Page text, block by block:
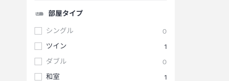
部屋タイプ
シングル
0
ツイン
1
ダブル
0
和室
1